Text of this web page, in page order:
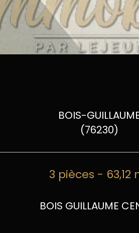
BOIS-
(76230)
3 pièces - 63,12
BOIS GUILLAUME